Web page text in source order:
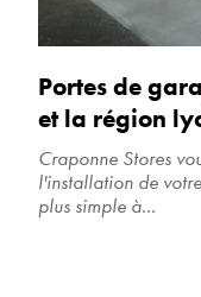
Portes de
et la région
Craponne Stores
l'installation de
plus simple à...